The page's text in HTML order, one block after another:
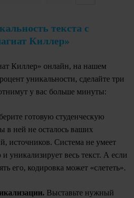
текста с
Киллер»
Киллер» онлайн, на нашем
уникальности, сделайте три
у вас больше минуты:
готовую студенческую
в ней не осталось ваших
источников. Система не умеет
и уникализирует весь текст. А если
его, кодировка может «слететь».
Выставьте нужный